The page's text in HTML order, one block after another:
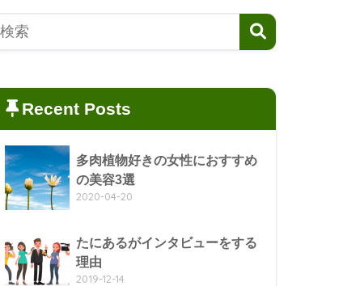
Recent Posts
多肉植物好きの女性におすすめ
の美容3選
2020-04-20
たにあるがインタビューをする
理由
2019-12-14